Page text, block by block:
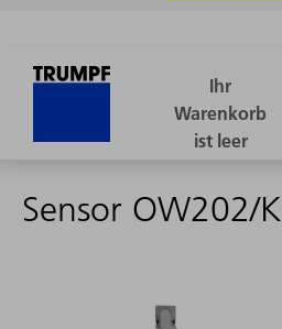
Sensor OW202/K